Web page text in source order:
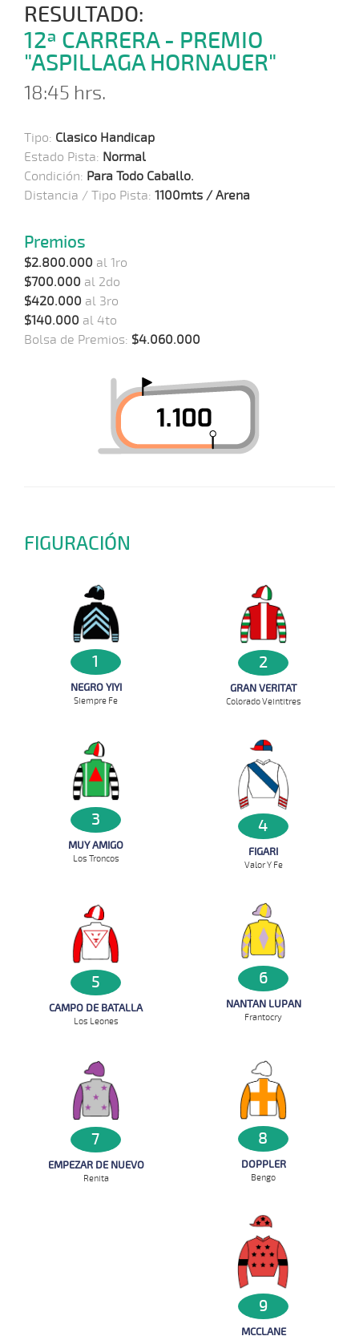
RESULTADO:
12ª CARRERA - PREMIO
"ASPILLAGA HORNAUER"
18:45 hrs.
Tipo: Clasico Handicap
Estado Pista: Normal
Condición: Para Todo Caballo.
Distancia / Tipo Pista: 1100mts / Arena
Premios
$2.800.000 al 1ro
$700.000 al 2do
$420.000 al 3ro
$140.000 al 4to
Bolsa de Premios: $4.060.000
FIGURACIÓN
1
NEGRO YIYI
Siempre Fe
2
GRAN VERITAT
Colorado Veintitres
3
MUY AMIGO
Los Troncos
4
FIGARI
Valor Y Fe
5
CAMPO DE BATALLA
Los Leones
6
NANTAN LUPAN
Frantocry
7
EMPEZAR DE NUEVO
Renita
8
DOPPLER
Bengo
9
MCCLANE